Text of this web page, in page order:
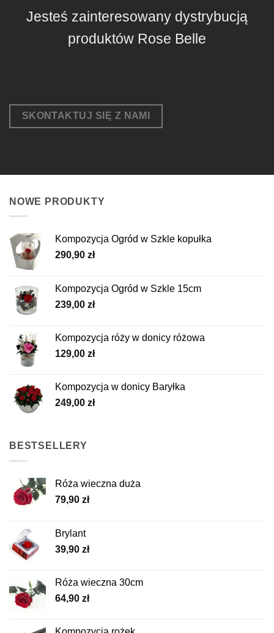
Jesteś zainteresowany dystrybucją
produktów Rose Belle
SKONTAKTUJ SIĘ Z NAMI
NOWE PRODUKTY
Kompozycja Ogród w Szkle kopułka
290,90 zł
Kompozycja Ogród w Szkle 15cm
239,00 zł
Kompozycja róży w donicy różowa
129,00 zł
Kompozycja w donicy Baryłka
249,00 zł
BESTSELLERY
Róża wieczna duża
79,90 zł
Brylant
39,90 zł
Róża wieczna 30cm
64,90 zł